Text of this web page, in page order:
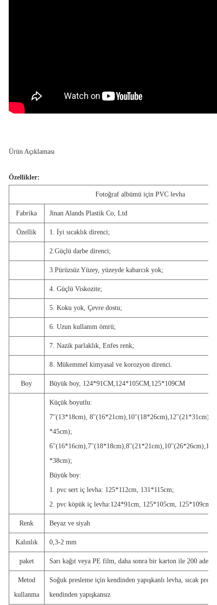
Ürün Açıklaması
Özellikler:
Fotoğraf albümü için PVC levha
Fabrika Jinan Alands Plastik Co, Ltd
Özellik 1. İyi sıcaklık direnci;
2.Güçlü darbe direnci;
3.Pürüzsüz Yüzey, yüzeyde kabarcık yok;
4. Güçlü Viskozite;
5. Koku yok, Çevre dostu;
6. Uzun kullanım ömrü;
7. Nazik parlaklık, Enfes renk;
8. Mükemmel kimyasal ve korozyon direnci.
Boy Büyük boy, 124*91CM,124*105CM,125*109CM
Küçük boyutlu:
7''(13*18cm),
*45cm);
*38cm);
Büyük boy:
1. pvc sert iç levha: 125*112cm, 131*115cm;
2. pvc köpük iç levha:124*91cm, 125*105cm, 125*109cm.
Renk Beyaz ve siyah
Kalınlık 0,3-2 mm
paket Sarı kağıt veya PE film, daha sonra bir karton ile 200 adet.
Metod
kullanma
Soğuk presleme için kendinden yapışkanlı levha, sıcak
kendinden yapışkansız